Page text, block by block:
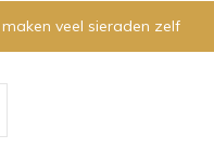
veel sieraden zelf